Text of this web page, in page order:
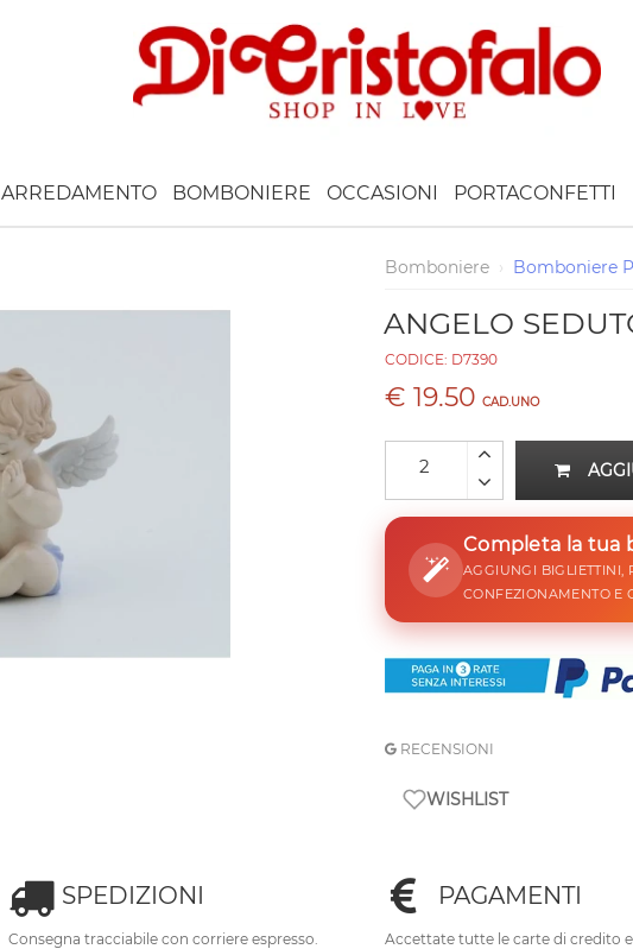
ARREDAMENTO BOMBONIERE OCCASIONI PORTACONFETTI
Bomboniere › Bomboniere
ANGELO
CODICE: D7390
€ 19.50 CAD.UNO
Completa la tua
AGGIUNGI BIGLIETTINI,
CONFEZIONAMENTO E
RECENSIONI
WISHLIST
SPEDIZIONI
Consegna tracciabile con corriere espresso.
PAGAMENTI
Accettate tutte le carte di credito